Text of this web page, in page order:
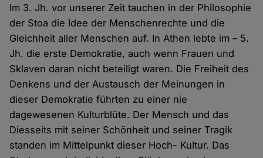
Im 3. Jh. vor unserer Zeit tauchen in der Philosophie
der Stoa die Idee der Menschenrechte und die
Gleichheit aller Menschen auf. In Athen lebte im – 5.
Jh. die erste Demokratie, auch wenn Frauen und
Sklaven daran nicht beteiligt waren. Die Freiheit des
Denkens und der Austausch der Meinungen in
dieser Demokratie führten zu einer nie
dagewesenen Kulturblüte. Der Mensch und das
Diesseits mit seiner Schönheit und seiner Tragik
standen im Mittelpunkt dieser Hoch- Kultur. Das